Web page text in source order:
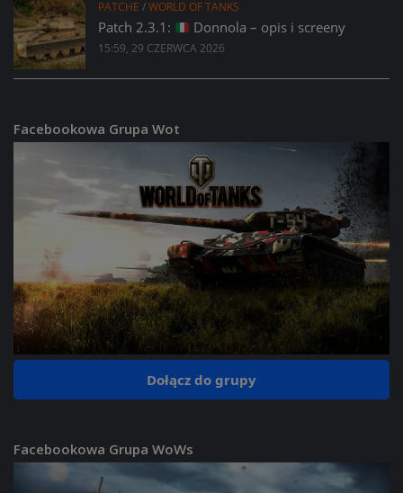
PATCHE /WORLD OF TANKS
Patch 2.3.1: Donnola – opis i screeny
15:59, 29 CZERWCA 2026
Facebookowa Grupa Wot
Dołącz do grupy
Facebookowa Grupa WoWs